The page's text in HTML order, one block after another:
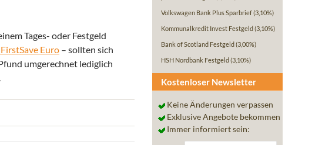
Tages- oder Festgeld
Euro – sollten sich
umgerechnet lediglich
Volkswagen Bank Plus Sparbrief(3,10%)
Kommunalkredit Invest Festgeld (3,10%)
Bank of Scotland Festgeld (3,00%)
HSH Nordbank Festgeld (3,10%)
Kostenloser Newsletter
Keine Änderungen verpassen
Exklusive Angebote bekommen
Immer informiert sein: